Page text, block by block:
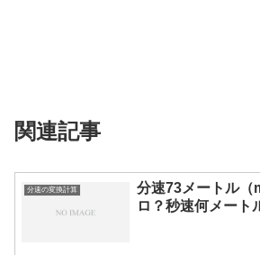
関連記事
分速の変換計算
分速73メートル（
ロ？秒速何メート